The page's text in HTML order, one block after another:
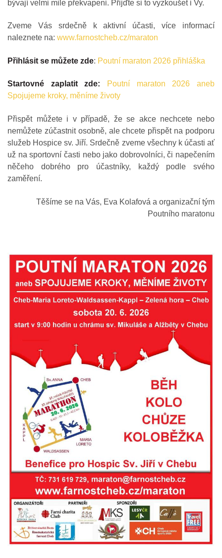
bývají velmi mile překvapeni. Přijďte si to vyzkoušet i Vy.
Zveme Vás srdečně k aktivní účasti, více informací
naleznete na: www.farnostcheb.cz/maraton
Přihlásit se můžete zde: Poutní maraton 2026 přihláška
Startovné zaplatit zde:
Poutní maraton 2026 aneb
Spojujeme kroky, měníme životy
Přispět můžete i v případě, že se akce nechcete nebo
nemůžete zúčastnit osobně, ale chcete přispět na podporu
služeb Hospice sv. Jiří. Srdečně zveme všechny k účasti ať
už na sportovní časti nebo jako dobrovolníci, či napečením
něčeho dobrého pro účastníky, každý podle svého
zaměření.
Těšíme se na Vás, Eva Kolafová a organizační tým
Poutního maratonu